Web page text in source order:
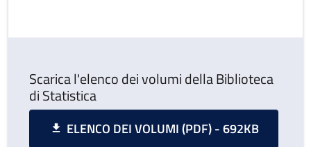
Scarica l'elenco dei volumi della Biblioteca
di Statistica
ELENCO DEI VOLUMI (PDF) - 692KB